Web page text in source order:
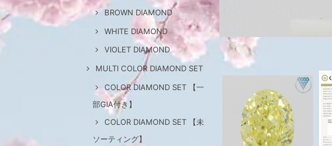
BROWN DIAMOND
WHITE DIAMOND
VIOLET DIAMOND
MULTI COLOR DIAMOND SET
COLOR DIAMOND SET 【一
部GIA付き】
COLOR DIAMOND SET 【未
ソーティング】